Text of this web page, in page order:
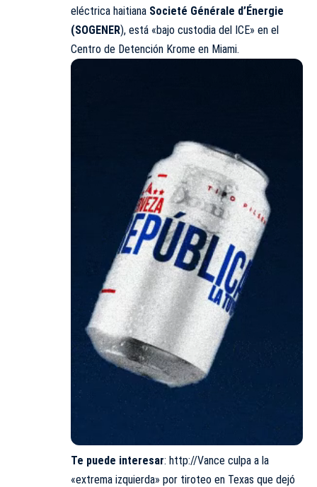
eléctrica haitiana Societé Générale d’Énergie
(SOGENER), está «bajo custodia del ICE» en el
Centro de Detención Krome en Miami.
Te puede interesar: http://Vance culpa a la
«extrema izquierda» por tiroteo en Texas que dejó